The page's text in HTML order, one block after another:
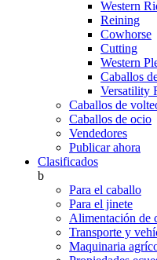
Western
Reining
Cowhorse
Cutting
Western
Caballos
Versatility
Caballos de
Caballos de ocio
Vendedores
Publicar ahora
Clasificados
b
Para el caballo
Para el jinete
Alimentación de
Transporte y
Maquinaria